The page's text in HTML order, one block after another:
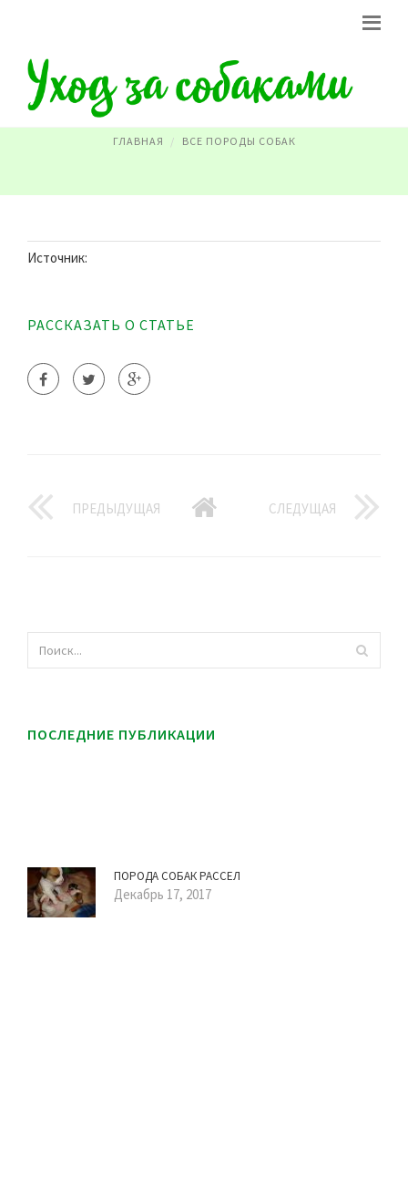
ВСЕ ПОРОДЫ ОВЧАРОК
ГЛАВНАЯ ВСЕ ПОРОДЫ СОБАК
Источник:
РАССКАЗАТЬ О СТАТЬЕ
ПРЕДЫДУЩАЯ СЛЕДУЩАЯ
ПОСЛЕДНИЕ ПУБЛИКАЦИИ
ПОРОДА СОБАК РАССЕЛ
Декабрь 17, 2017